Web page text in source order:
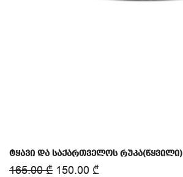
ტყავი და საქართველოს რუკა(წყვილი)
165.00₾ 150.00 ₾